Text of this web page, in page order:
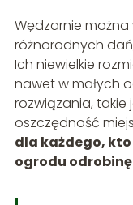
Wędzarnie
różnorodnych
Ich niewielkie
nawet w małych
rozwiązania, takie
oszczędność
dla każdego,
ogrodu